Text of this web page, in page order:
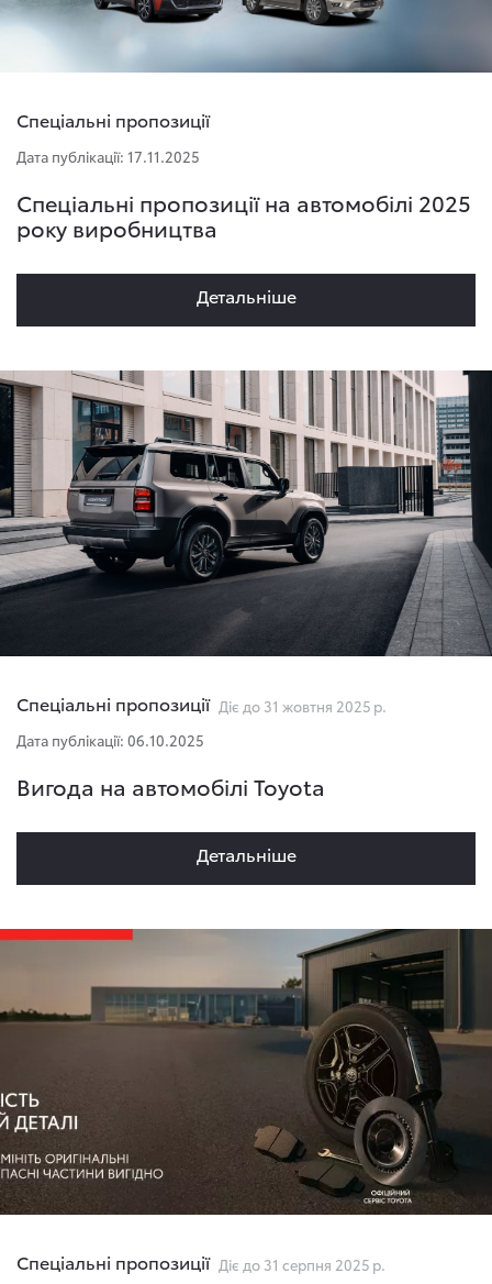
Спеціальні пропозиції
Дата публікації: 17.11.2025
Спеціальні пропозиції на автомобілі 2025
року виробництва
Детальнiше
Спеціальні пропозиції Діє до 31 жовтня 2025 р.
Дата публікації: 06.10.2025
Вигода на автомобілі Toyota
Детальнiше
Спеціальні пропозиції Діє до 31 серпня 2025 р.